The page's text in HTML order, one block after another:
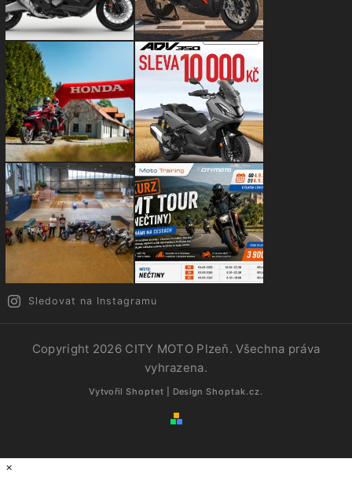
Sledovat na Instagramu
Copyright 2026 CITY MOTO Plzeň. Všechna práva
vyhrazena.
Vytvořil Shoptet | Design Shoptak.cz.
×